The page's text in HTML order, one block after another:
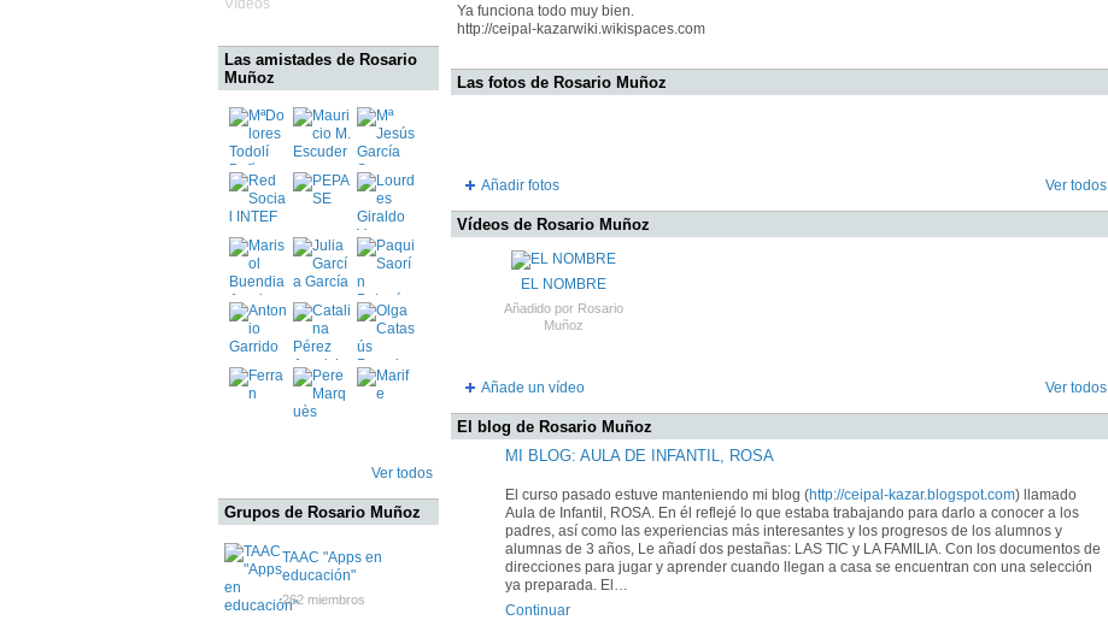
Vídeos
Las amistades de Rosario
Muñoz
Ver todos
Grupos de Rosario Muñoz
TAAC "Apps en
educación"
262 miembros
Ya funciona todo muy bien.
http://ceipal-kazarwiki.wikispaces.com
Las fotos de Rosario Muñoz
Añadir fotos Ver todos
Vídeos de Rosario Muñoz
EL NOMBRE
Añadido por Rosario
Muñoz
Añade un vídeo Ver todos
El blog de Rosario Muñoz
MI BLOG: AULA DE INFANTIL, ROSA
El curso pasado estuve manteniendo mi blog (http://ceipal-kazar.blogspot.com) llamado
Aula de Infantil, ROSA. En él reflejé lo que estaba trabajando para darlo a conocer a los
padres, así como las experiencias más interesantes y los progresos de los alumnos y
alumnas de 3 años, Le añadí dos pestañas: LAS TIC y LA FAMILIA. Con los documentos de
direcciones para jugar y aprender cuando llegan a casa se encuentran con una selección
ya preparada. El…
Continuar